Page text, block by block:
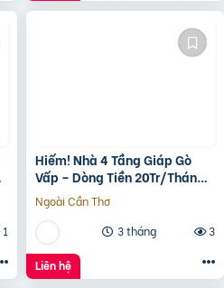
1
Hiếm! Nhà 4 Tầng Giáp Gò
Vấp – Dòng Tiền 20Tr/Tháng
– Tương Lai Ra Mặt Tiền 12M
Ngoài Cần Thơ
3 tháng
3
Liên hệ